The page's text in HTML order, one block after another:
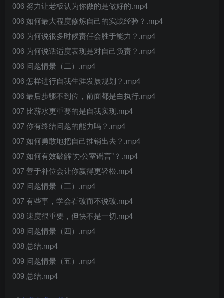
006 努力让老板认为你做的是做好的.mp4
006 如何最大程度修炼自己的实战经验？.mp4
006 为何说很多时候责任会胜于能力？.mp4
006 为何说话适度表现是对自己负责？.mp4
006 问题情景（二）.mp4
006 怎样进行自我生涯发展规划？.mp4
006 最后步骤不到位，前面都是白执行.mp4
007 比薪水更重要的是自我实现.mp4
007 你有终结问题的能力吗？.mp4
007 如何勇敢地把自己推销出去？.mp4
007 如何有效破解“办公室谣言”？.mp4
007 善于补位会让你赢得更轻松.mp4
007 问题情景（三）.mp4
007 有些事，学会看破而不说破.mp4
008 速度很重要，但快不是一切.mp4
008 问题情景（四）.mp4
008 总结.mp4
009 问题情景（五）.mp4
009 总结.mp4